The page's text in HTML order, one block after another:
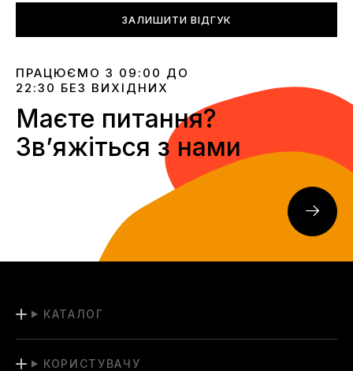
ЗАЛИШИТИ ВІДГУК
ПРАЦЮЄМО З 09:00 ДО
22:30 БЕЗ ВИХІДНИХ
Маєте питання?
Звʼяжіться з нами
КАТАЛОГ
КОРИСТУВАЧУ